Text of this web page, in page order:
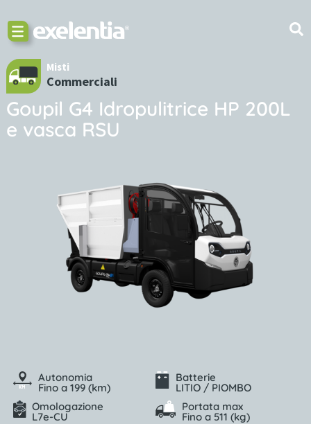
Misti
Commerciali
Goupil G4 Idropulitrice HP 200L
e vasca RSU
Autonomia
Fino a 199 (km)
Batterie
LITIO / PIOMBO
Omologazione
L7e-CU
Portata max
Fino a 511 (kg)